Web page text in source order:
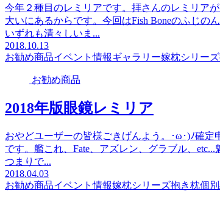
今年２種目のレミリアです。拝さんのレミリア
大いにあるからです。今回はFish Boneのふじの
いずれも清々しいま...
2018.10.13
お勧め商品イベント情報ギャラリー嫁枕シリーズ
お勧め商品
2018年版眼鏡レミリア
おやどユーザーの皆様ごきげんよう。･ω･)ﾉ確
です。艦これ、Fate、アズレン、グラブル、
つまりで...
2018.04.03
お勧め商品イベント情報嫁枕シリーズ抱き枕個